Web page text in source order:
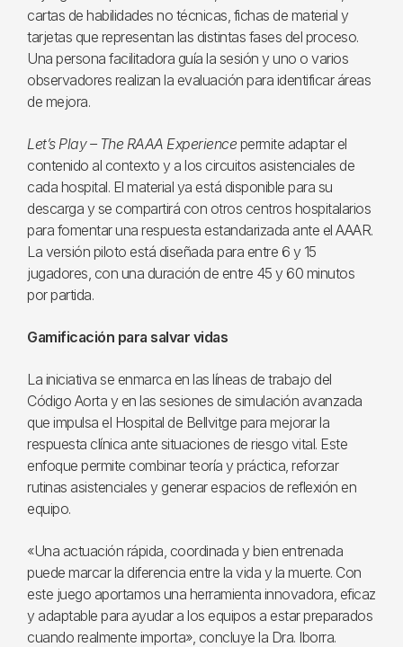
cartas de habilidades no técnicas, fichas de material y
tarjetas que representan las distintas fases del proceso.
Una persona facilitadora guía la sesión y uno o varios
observadores realizan la evaluación para identificar áreas
de mejora.
Let’s Play – The RAAA Experience permite adaptar el
contenido al contexto y a los circuitos asistenciales de
cada hospital. El material ya está disponible para su
descarga y se compartirá con otros centros hospitalarios
para fomentar una respuesta estandarizada ante el AAAR.
La versión piloto está diseñada para entre 6 y 15
jugadores, con una duración de entre 45 y 60 minutos
por partida.
Gamificación para salvar vidas
La iniciativa se enmarca en las líneas de trabajo del
Código Aorta y en las sesiones de simulación avanzada
que impulsa el Hospital de Bellvitge para mejorar la
respuesta clínica ante situaciones de riesgo vital. Este
enfoque permite combinar teoría y práctica, reforzar
rutinas asistenciales y generar espacios de reflexión en
equipo.
«Una actuación rápida, coordinada y bien entrenada
puede marcar la diferencia entre la vida y la muerte. Con
este juego aportamos una herramienta innovadora, eficaz
y adaptable para ayudar a los equipos a estar preparados
cuando realmente importa», concluye la Dra. Iborra.